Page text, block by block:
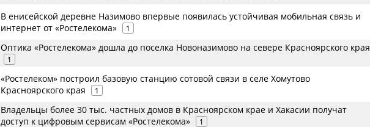
В енисейской деревне Назимово впервые появилась устойчивая мобильная связь и
интернет от «Ростелекома»
1
Оптика «Ростелекома» дошла до поселка Новоназимово на севере Красноярского края
1
«Ростелеком» построил базовую станцию сотовой связи в селе Хомутово
Красноярского края
1
Владельцы более 30 тыс. частных домов в Красноярском крае и Хакасии получат
доступ к цифровым сервисам «Ростелекома»
1